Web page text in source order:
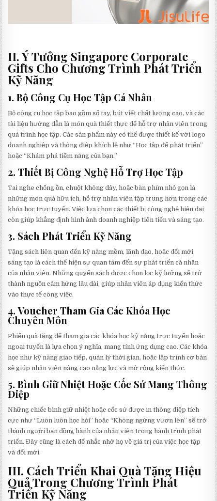
II. Ý Tưởng Singapore Corporate
Gifts Cho Chương Trình Phát Triển
Kỹ Năng
1.Bộ Công Cụ Học Tập Cá Nhân
Bộ công cụ học tập bao gồm sổ tay, bút viết chất lượng cao, và các
tài liệu hướng dẫn là món quà thiết thực để hỗ trợ nhân viên trong
quá trình học tập. Các sản phẩm này có thể được thiết kế với logo
doanh nghiệp và thông điệp khích lệ như “Học tập để phát triển”
hoặc “Khám phá tiềm năng của bạn.”
2.Thiết Bị Công Nghệ Hỗ Trợ Học Tập
Tai nghe chống ồn, chuột không dây, hoặc bàn phím nhỏ gọn là
những món quà hữu ích, hỗ trợ nhân viên tập trung hơn trong các
khóa học trực tuyến. Việc lựa chọn các thiết bị công nghệ hiện đại
còn giúp khẳng định hình ảnh doanh nghiệp tiên tiến và sáng tạo.
3. Sách Phát Triển Kỹ Năng
Tặng sách liên quan đến kỹ năng mềm, lãnh đạo, hoặc đổi mới
sáng tạo là cách thể hiện sự quan tâm đến sự phát triển cá nhân
của nhân viên. Những quyển sách được chọn lọc kỹ lưỡng sẽ trở
thành nguồn cảm hứng lâu dài, giúp nhân viên áp dụng kiến thức
vào thực tế công việc.
4.Voucher Tham Gia Các Khóa Học
Chuyên Môn
Phiếu quà tặng để tham gia các khóa học kỹ năng trực tuyến hoặc
ngoại tuyến là lựa chọn ý nghĩa, mang tính ứng dụng cao. Các khóa
học như kỹ năng giao tiếp, quản lý thời gian, hoặc lập trình cơ bản
sẽ giúp nhân viên nâng cao năng lực và mở rộng kiến thức.
5.Bình Giữ Nhiệt Hoặc Cốc Sứ Mang Thông
Điệp
Những chiếc bình giữ nhiệt hoặc cốc sứ được in thông điệp tích
cực như “Luôn luôn học hỏi” hoặc “Không ngừng vươn lên” sẽ trở
thành người bạn đồng hành của nhân viên trong hành trình phát
triển. Đây cũng là cách để nhắc nhở họ về giá trị của việc học tập
và đổi mới.
III. Cách Triển Khai Quà Tặng Hiệu
Quả Trong Chương Trình Phát
Triển Kỹ Năng